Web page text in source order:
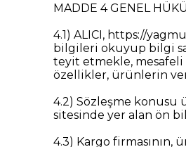
MADDE 4 GENEL
4.1) ALICI, https://
bilgileri okuyup bilgi
teyit etmekle, mesafeli
özellikler, ürünlerin
4.2) Sözleşme konusu
sitesinde yer alan ön
4.3) Kargo firmasının,